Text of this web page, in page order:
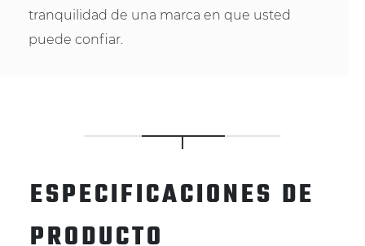
tranquilidad de una marca en que usted
puede confiar.
ESPECIFICACIONES DE
PRODUCTO